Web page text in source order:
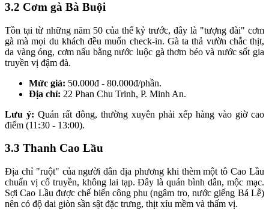
3.2 Cơm gà Bà Buội
Tồn tại từ những năm 50 của thế kỷ trước, đây là "tượng đài" cơm
gà mà mọi du khách đều muốn check-in. Gà ta thả vườn chắc thịt,
da vàng óng, cơm nấu bằng nước luộc gà thơm béo và nước sốt gia
truyền vị đậm đà.
Mức giá: 50.000đ - 80.000đ/phần.
Địa chỉ: 22 Phan Chu Trinh, P. Minh An.
Lưu ý: Quán rất đông, thường xuyên phải xếp hàng vào giờ cao
điểm (11:30 - 13:00).
3.3 Thanh Cao Lầu
Địa chỉ "ruột" của người dân địa phương khi thèm một tô Cao Lầu
chuẩn vị cổ truyền, không lai tạp. Đây là quán bình dân, mộc mạc.
Sợi Cao Lầu được chế biến công phu (ngâm tro, nước giếng Bá Lễ)
nên có độ dai giòn sần sật đặc trưng, thịt xíu mềm và thấm vị.